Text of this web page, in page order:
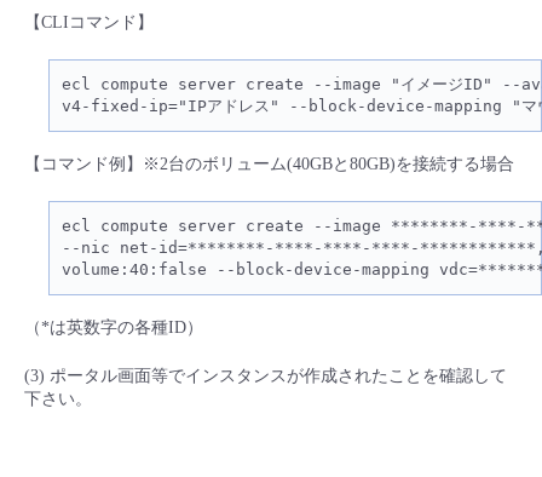
【CLIコマンド】
ecl compute server create --image "イメージID" --
v4-fixed-ip="IPアドレス" --block-device-mapping "マウ
【コマンド例】※2台のボリューム(40GBと80GB)を接続する場合
ecl compute server create --image ********-
--nic net-id=********-****-****-****-
volume:40:false --block-device-mapping
（*は英数字の各種ID）
(3) ポータル画面等でインスタンスが作成されたことを確認して
下さい。